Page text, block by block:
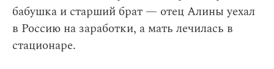
бабушка и старший брат — отец Алины уехал
в Россию на заработки, а мать лечилась в
стационаре.